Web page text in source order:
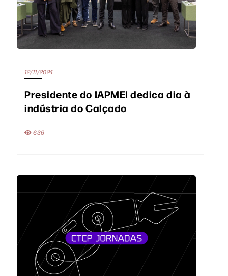
12/11/2024
Presidente do IAPMEI dedica dia à
indústria do Calçado
636